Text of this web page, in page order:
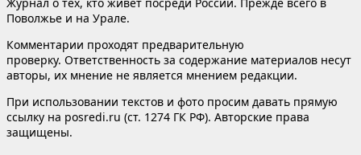
Журнал о тех, кто живет посреди России. Прежде всего в
Поволжье и на Урале.
Комментарии проходят предварительную
проверку. Ответственность за содержание материалов несут
авторы, их мнение не является мнением редакции.
При использовании текстов и фото просим давать прямую
ссылку на posredi.ru (ст. 1274 ГК РФ). Авторские права
защищены.